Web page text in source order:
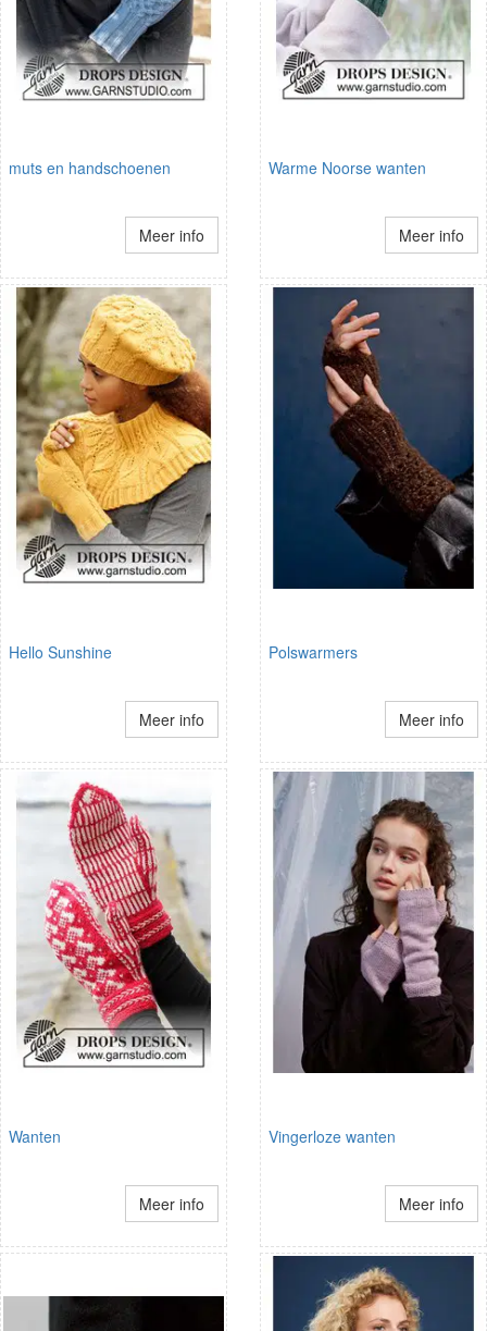
muts en handschoenen
Meer info
Warme Noorse wanten
Meer info
Hello Sunshine
Meer info
Polswarmers
Meer info
Wanten
Meer info
Vingerloze wanten
Meer info